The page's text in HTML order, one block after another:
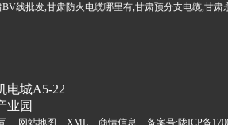
线批发,甘肃防火电缆哪里有,甘肃预分支电缆,甘肃
电城A5-22
业园
网站地图 XML 商情信息 备案号:陇ICP备